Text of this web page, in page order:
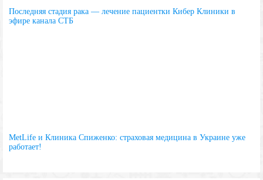
Последняя стадия рака — лечение пациентки Кибер Клиники в
эфире канала СТБ
MetLife и Клиника Спиженко: страховая медицина в Украине уже
работает!